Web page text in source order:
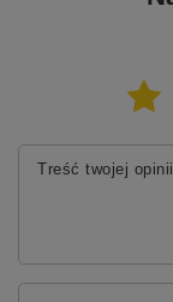
wyrazistego
dotyku i
Treść twojej opinii